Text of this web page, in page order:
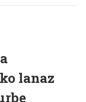
lanaz